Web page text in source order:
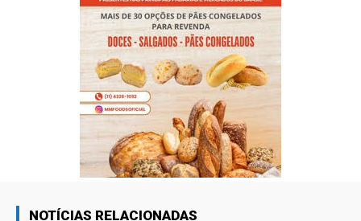
NOTÍCIAS RELACIONADAS